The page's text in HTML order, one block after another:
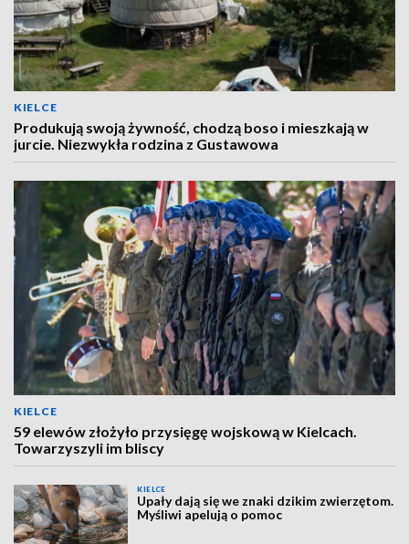
KIELCE
Produkują swoją żywność, chodzą boso i mieszkają w
jurcie. Niezwykła rodzina z Gustawowa
KIELCE
59 elewów złożyło przysięgę wojskową w Kielcach.
Towarzyszyli im bliscy
KIELCE
Upały dają się we znaki dzikim zwierzętom.
Myśliwi apelują o pomoc